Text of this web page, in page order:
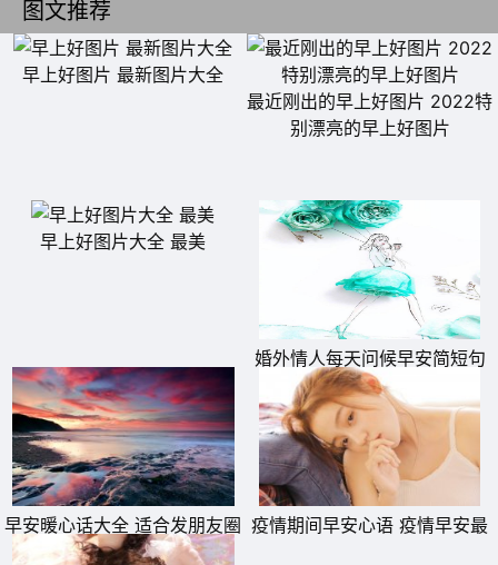
8、把弯路走直的人是聪明的，此时因为找到了捷径;把直路
走弯的人是豁达的，因为可以多看几道风景。路不在脚下，
路在心里，愿你的路程平安幸福，早安。
9、每一个清晨都是晨曦的第一缕阳光，路旁行人的笑脸，
彼此长情善待，平凡的日子也闪烁着光芒!
10、做明理的智能人，做欢喜的快乐人，做融合的大度人，
做共生的地球人!不因他人言行而动摇初衷;不因挫折困难而
灰心丧气。做人要有自强、自信、自尊。面对失败还须有傲
骨!早安。
图文推荐
早上好图片 最新图片大全
最近刚出的早上好图片 2022特
别漂亮的早上好图片
早上好图片大全 最美
婚外情人每天问候早安简短句
子
早安暖心话大全 适合发朋友圈
的早安正能量简单一句话
疫情期间早安心语 疫情早安最